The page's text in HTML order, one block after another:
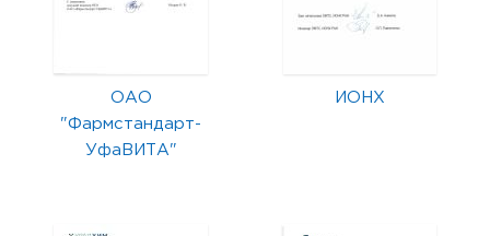
ОАО
"Фармстандарт-
УфаВИТА"
ИОНХ